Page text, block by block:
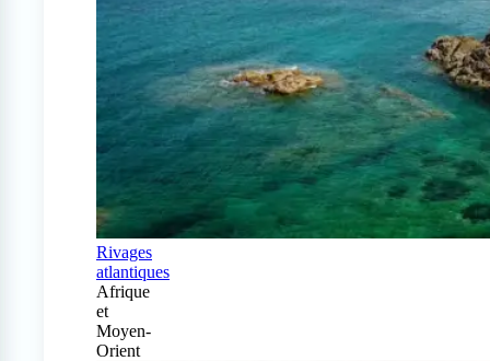
Rivages
atlantiques
Afrique
et
Moyen-
Orient